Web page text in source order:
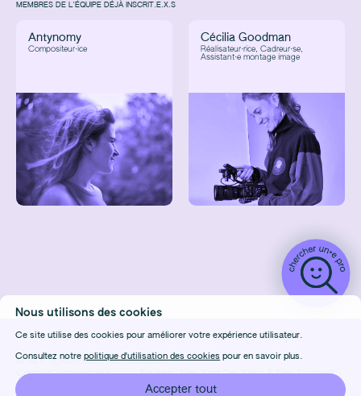
MEMBRES DE L'ÉQUIPE DÉJÀ INSCRIT.E.X.S
Antynomy
Compositeur·ice
Cécilia Goodman
Réalisateur·rice, Cadreur·se,
Assistant·e montage image
Nous utilisons des cookies
Ce site utilise des cookies pour améliorer votre expérience utilisateur.
Consultez notrepolitique d'utilisation des cookies pour en savoir plus.
Accepter tout
Contact
FAQ
CONDITIONS D'UTILISATION
Confidentialité
CRÉDITS
Équipes :Elles Font Des Films&Elles Tournent
Design & Front-end :